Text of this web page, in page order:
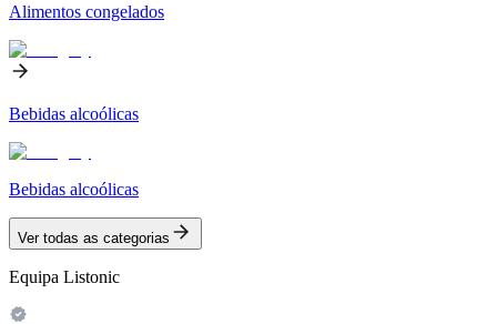
Alimentos congelados
Bebidas alcoólicas
Bebidas alcoólicas
Ver todas as categorias
Equipa Listonic